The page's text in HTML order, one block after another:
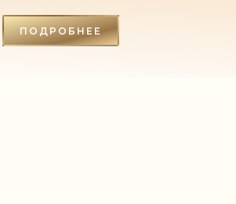
ПОДРОБНЕЕ